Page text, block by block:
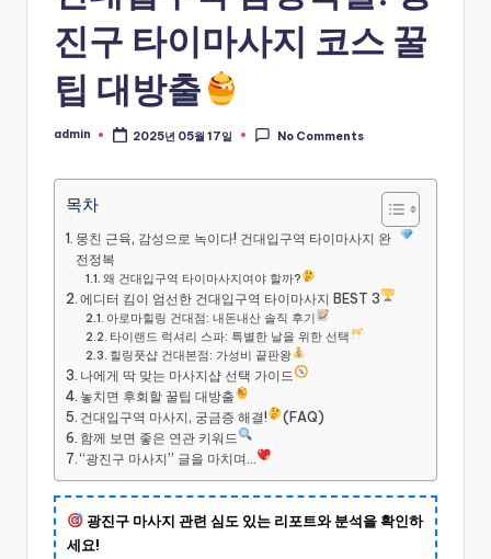
진구 타이마사지 코스 꿀
팁 대방출
Posted
admin 2025년 05월 17일 No Comments
목차
뭉친 근육, 감성으로 녹이다! 건대입구역 타이마사지 완
전정복
왜 건대입구역 타이마사지여야 할까?
에디터 킴이 엄선한 건대입구역 타이마사지 BEST 3
아로마힐링 건대점: 내돈내산 솔직 후기
타이랜드 럭셔리 스파: 특별한 날을 위한 선택
힐링풋샵 건대본점: 가성비 끝판왕
나에게 딱 맞는 마사지샵 선택 가이드
놓치면 후회할 꿀팁 대방출
건대입구역 마사지, 궁금증 해결!
(FAQ)
함께 보면 좋은 연관 키워드
“광진구 마사지” 글을 마치며…
광진구 마사지 관련 심도 있는 리포트와 분석을 확인하
세요!